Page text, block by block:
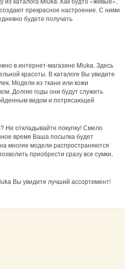
прекрасное настроение. С ними
будете получать
в интернет-магазине Miuka. Здесь
красоты. В каталоге Вы увидите
Модели из ткани или кожи
Долгие годы они будут служить
видом и потрясающей
Не откладывайте покупку! Смело
время Ваша посылка будет
многие модели распространяются
приобрести сразу все сумки,
Вы увидите лучший ассортимент!